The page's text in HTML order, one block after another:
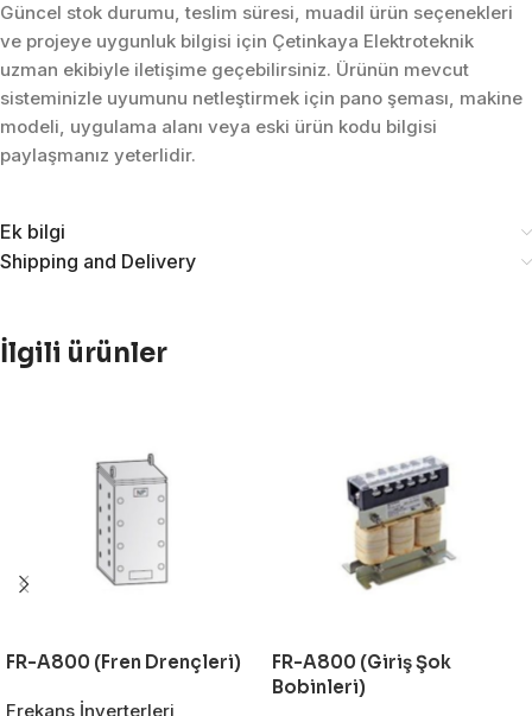
Güncel stok durumu, teslim süresi, muadil ürün seçenekleri
ve projeye uygunluk bilgisi için Çetinkaya Elektroteknik
uzman ekibiyle iletişime geçebilirsiniz. Ürünün mevcut
sisteminizle uyumunu netleştirmek için pano şeması, makine
modeli, uygulama alanı veya eski ürün kodu bilgisi
paylaşmanız yeterlidir.
Ek bilgi
Shipping and Delivery
İlgili ürünler
FR-A800 (Fren Drençleri)
Frekans İnverterleri
FR-A800 (Giriş Şok
Bobinleri)